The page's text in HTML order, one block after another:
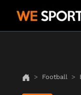
Football